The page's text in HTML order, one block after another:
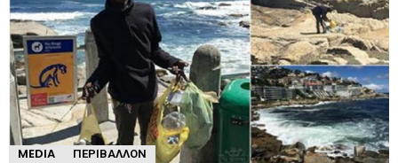
MEDIA ΠΕΡΙΒΆΛΛΟΝ